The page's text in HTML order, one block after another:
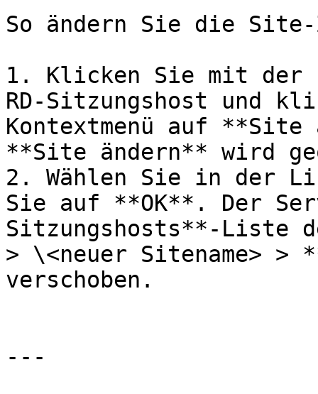
So ändern Sie die Site-
1. Klicken Sie mit der
RD-Sitzungshost und
Kontextmenü auf
**Site ändern** wird
2. Wählen Sie in der
Sie auf **OK**. Der
Sitzungshosts**-Liste
> \<neuer Sitename> >
verschoben.
---